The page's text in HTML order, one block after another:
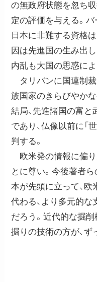
の無政府状態を忽ち収
定の評価を与える。バ
日本に非難する資格
因は先進国の生み出
内乱も大国の思惑によ
タリバンに国連制裁
族国家のきらびやかな
結局、先進諸国の富と
であり、仏像以前に「
判する。
欧米発の情報に偏り
とに尊い。今後著者
本が先頭に立って、欧
代わる、より多元的
だろう。近代的な掘
掘りの技術の方が、ず